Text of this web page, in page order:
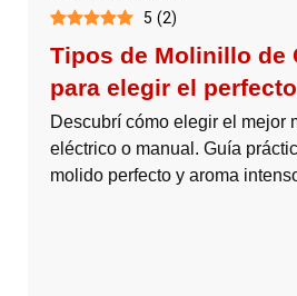
5 (2)
Tipos de Molinillo de
para elegir el perfecto
Descubrí cómo elegir el mejor
eléctrico o manual. Guía
molido perfecto y aroma